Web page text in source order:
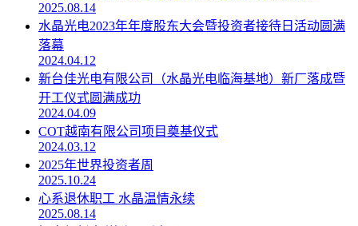
2025.08.14
水晶光电2023年年度股东大会暨投资者接待日活动圆满
落幕
2024.04.12
新台佳光电有限公司（水晶光电临海基地）新厂落成暨
开工仪式圆满成功
2024.04.09
COT越南有限公司项目奠基仪式
2024.03.12
2025年世界投资者周
2025.10.24
心系退休职工 水晶温情永续
2025.08.14